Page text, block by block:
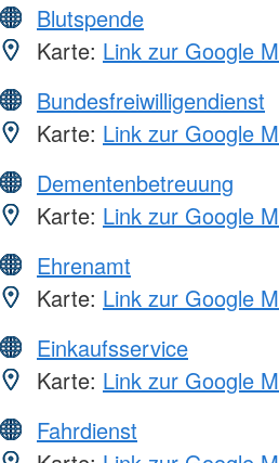
Blutspende
Karte: Link zur Google
Bundesfreiwilligendienst
Karte: Link zur Google
Dementenbetreuung
Karte: Link zur Google
Ehrenamt
Karte: Link zur Google
Einkaufsservice
Karte: Link zur Google
Fahrdienst